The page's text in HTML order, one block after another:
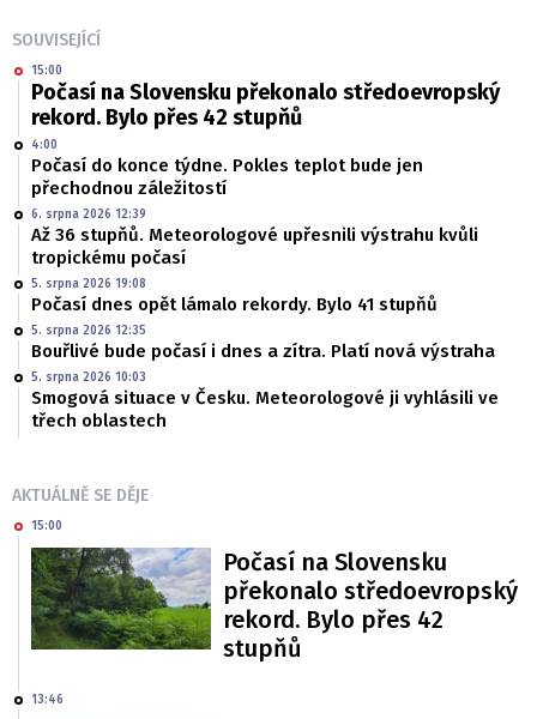
SOUVISEJÍCÍ
15:00
Počasí na Slovensku překonalo středoevropský
rekord. Bylo přes 42 stupňů
4:00
Počasí do konce týdne. Pokles teplot bude jen
přechodnou záležitostí
6. srpna 2026 12:39
Až 36 stupňů. Meteorologové upřesnili výstrahu kvůli
tropickému počasí
5. srpna 2026 19:08
Počasí dnes opět lámalo rekordy. Bylo 41 stupňů
5. srpna 2026 12:35
Bouřlivé bude počasí i dnes a zítra. Platí nová výstraha
5. srpna 2026 10:03
Smogová situace v Česku. Meteorologové ji vyhlásili ve
třech oblastech
AKTUÁLNĚ SE DĚJE
15:00
Počasí na Slovensku
překonalo středoevropský
rekord. Bylo přes 42
stupňů
13:46